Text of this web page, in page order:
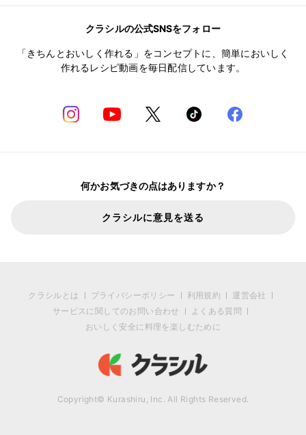
クラシルの公式SNSをフォロー
「きちんとおいしく作れる」をコンセプトに、簡単においしく
作れるレシピ動画を毎日配信しています。
何かお気づきの点はありますか？
クラシルに意見を送る
クラシルとは プライバシーポリシー 利用規約
運営会社
サービスに関してのお問い合わせ
よくある質問
おいしく安全に料理を楽しむために
Copyright© Kurashiru, Inc. All Rights Reserved.